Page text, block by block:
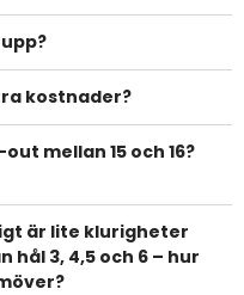
kostnader?
mellan 15 och 16?
är lite klurigheter
hål 3, 4,5 och 6 – hur